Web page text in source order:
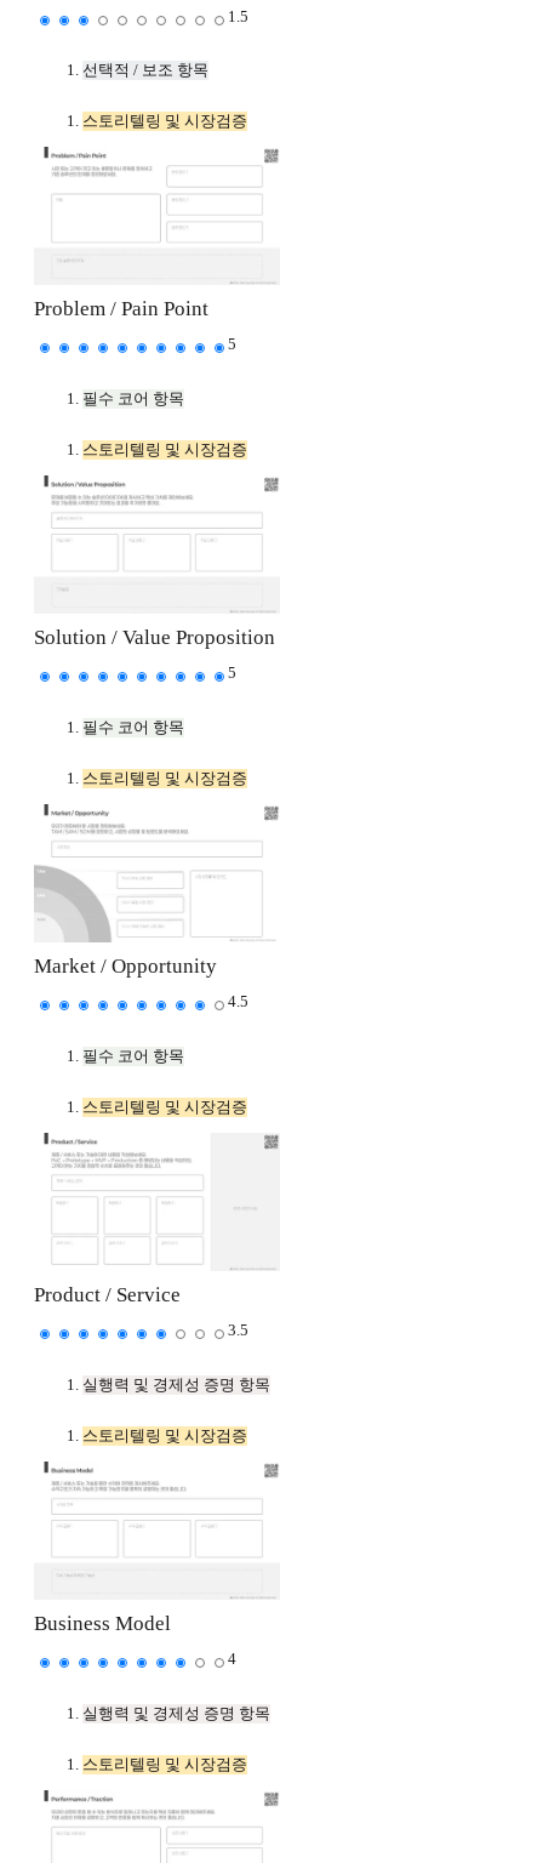
1.5
선택적 / 보조 항목
스토리텔링 및 시장검증
Problem / Pain Point
5
필수 코어 항목
스토리텔링 및 시장검증
Solution / Value Proposition
5
필수 코어 항목
스토리텔링 및 시장검증
Market / Opportunity
4.5
필수 코어 항목
스토리텔링 및 시장검증
Product / Service
3.5
실행력 및 경제성 증명 항목
스토리텔링 및 시장검증
Business Model
4
실행력 및 경제성 증명 항목
스토리텔링 및 시장검증